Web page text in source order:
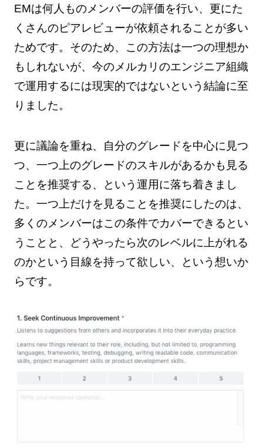
EMは何人ものメンバーの評価を行い、更にた
くさんのピアレビューが依頼されることが多い
ためです。そのため、この方法は一つの理想か
もしれないが、今のメルカリのエンジニア組織
で運用するには現実的ではないという結論に至
りました。
更に議論を重ね、自分のグレードを中心に見つ
つ、一つ上のグレードのスキルがあるかも見る
ことを推奨する、という運用に落ち着きまし
た。一つ上だけを見ることを推奨にしたのは、
多くのメンバーはこの条件でカバーできるとい
うことと、どうやったら次のレベルに上がれる
のかという目線を持って欲しい、という想いか
らです。